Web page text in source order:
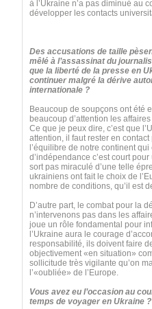
à l’Ukraine n’a pas diminué au
développer les contacts
Des accusations de taille
mêlé à l’assassinat du
que la liberté de la presse en
continuer malgré la dérive
internationale ?
Beaucoup de soupçons ont été
beaucoup d’attention les
Ce que je peux dire, c’est que
attention, il faut rester en
l’équilibre de notre continent
d’indépendance c’est court
sort pas miraculé d’une telle
ukrainiens ont fait le choix de
nombre de conditions, qu’il est
D’autre part, le combat pour la
n’intervenons pas dans les
joue un rôle fondamental pour
l’Ukraine aura le courage
responsabilité, ils doivent faire
objectivement «en situation»
sollicitude très vigilante qu’on
l’«oubliée» de l’Europe.
Vous avez eu l’occasion au
temps de voyager en Ukraine